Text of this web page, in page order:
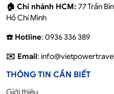
🏠 Chi nhánh HCM: 77 Trần
Hồ Chí Minh
☎️ Hotline: 0936 336 389
✉️ Email:
THÔNG TIN CẦN BIẾT